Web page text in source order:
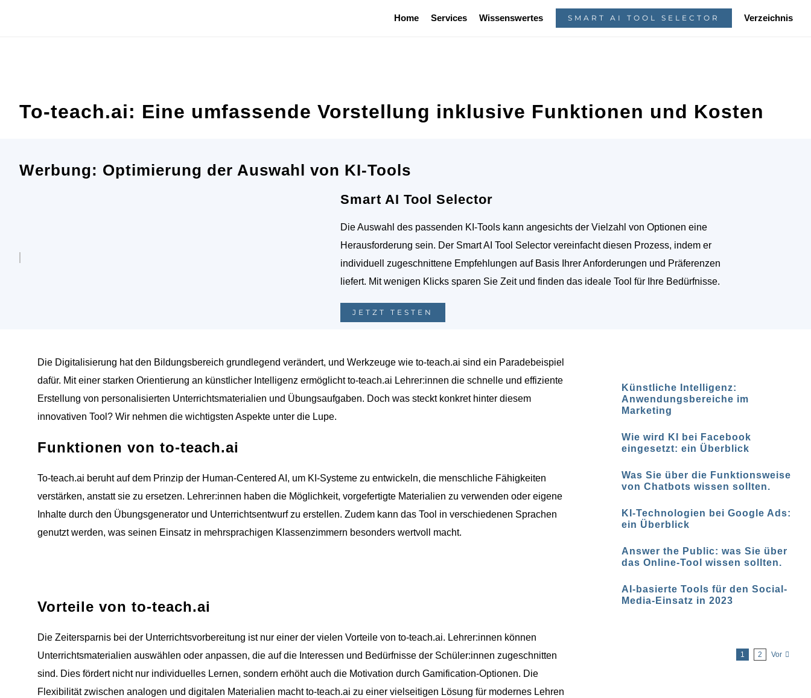
Home Services Wissenswertes SMART AI TOOL SELECTOR Verzeichnis
To-teach.ai: Eine umfassende Vorstellung inklusive Funktionen und Kosten
Werbung: Optimierung der Auswahl von KI-Tools
Smart AI Tool Selector
Die Auswahl des passenden KI-Tools kann angesichts der Vielzahl von Optionen eine
Herausforderung sein. Der Smart AI Tool Selector vereinfacht diesen Prozess, indem er
individuell zugeschnittene Empfehlungen auf Basis Ihrer Anforderungen und Präferenzen
liefert. Mit wenigen Klicks sparen Sie Zeit und finden das ideale Tool für Ihre Bedürfnisse.
JETZT TESTEN
Die Digitalisierung hat den Bildungsbereich grundlegend verändert, und Werkzeuge wie to-teach.ai sind ein Paradebeispiel
dafür. Mit einer starken Orientierung an künstlicher Intelligenz ermöglicht to-teach.ai Lehrer:innen die schnelle und effiziente
Erstellung von personalisierten Unterrichtsmaterialien und Übungsaufgaben. Doch was steckt konkret hinter diesem
innovativen Tool? Wir nehmen die wichtigsten Aspekte unter die Lupe.
Funktionen von to-teach.ai
To-teach.ai beruht auf dem Prinzip der Human-Centered AI, um KI-Systeme zu entwickeln, die menschliche Fähigkeiten
verstärken, anstatt sie zu ersetzen. Lehrer:innen haben die Möglichkeit, vorgefertigte Materialien zu verwenden oder eigene
Inhalte durch den Übungsgenerator und Unterrichtsentwurf zu erstellen. Zudem kann das Tool in verschiedenen Sprachen
genutzt werden, was seinen Einsatz in mehrsprachigen Klassenzimmern besonders wertvoll macht.
Vorteile von to-teach.ai
Die Zeitersparnis bei der Unterrichtsvorbereitung ist nur einer der vielen Vorteile von to-teach.ai. Lehrer:innen können
Unterrichtsmaterialien auswählen oder anpassen, die auf die Interessen und Bedürfnisse der Schüler:innen zugeschnitten
sind. Dies fördert nicht nur individuelles Lernen, sondern erhöht auch die Motivation durch Gamification-Optionen. Die
Flexibilität zwischen analogen und digitalen Materialien macht to-teach.ai zu einer vielseitigen Lösung für modernes Lehren
Künstliche Intelligenz:
Anwendungsbereiche im
Marketing
Wie wird KI bei Facebook
eingesetzt: ein Überblick
Was Sie über die Funktionsweise
von Chatbots wissen sollten.
KI-Technologien bei Google Ads:
ein Überblick
Answer the Public: was Sie über
das Online-Tool wissen sollten.
AI-basierte Tools für den Social-
Media-Einsatz in 2023
1 2 Vor